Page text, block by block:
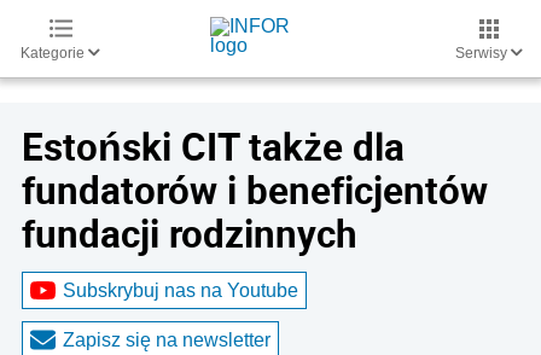
Kategorie Serwisy
Estoński CIT także dla
fundatorów i beneficjentów
fundacji rodzinnych
Subskrybuj nas na Youtube
Zapisz się na newsletter